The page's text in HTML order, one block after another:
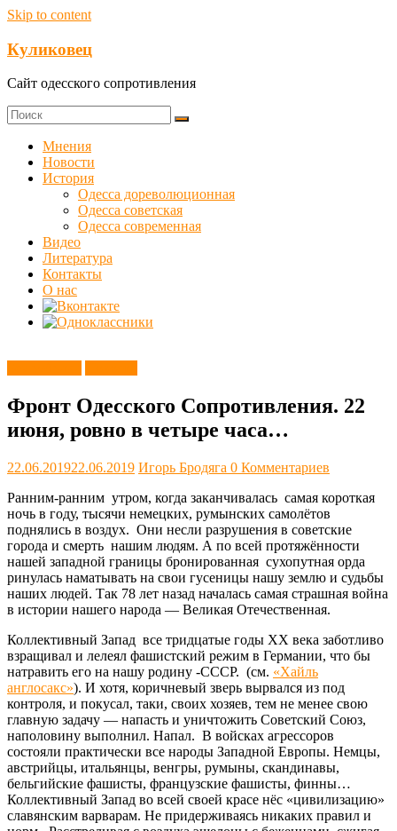
Skip to content
Куликовец
Сайт одесского сопротивления
Мнения
Новости
История
Одесса дореволюционная
Одесса советская
Одесса современная
Видео
Литература
Контакты
О нас
Фронт Одесского Сопротивления. 22
июня, ровно в четыре часа…
22.06.201922.06.2019 Игорь Бродяга 0 Комментариев
Ранним-ранним утром, когда заканчивалась самая короткая
ночь в году, тысячи немецких, румынских самолётов
поднялись в воздух. Они несли разрушения в советские
города и смерть нашим людям. А по всей протяжённости
нашей западной границы бронированная сухопутная орда
ринулась наматывать на свои гусеницы нашу землю и судьбы
наших людей. Так 78 лет назад началась самая страшная война
в истории нашего народа — Великая Отечественная.
Коллективный Запад все тридцатые годы XX века заботливо
взращивал и лелеял фашистский режим в Германии, что бы
натравить его на нашу родину -СССР. (см. «Хайль
англосакс»). И хотя, коричневый зверь вырвался из под
контроля, и покусал, таки, своих хозяев, тем не менее свою
главную задачу — напасть и уничтожить Советский Союз,
наполовину выполнил. Напал. В войсках агрессоров
состояли практически все народы Западной Европы. Немцы,
австрийцы, итальянцы, венгры, румыны, скандинавы,
бельгийские фашисты, французские фашисты, финны…
Коллективный Запад во всей своей красе нёс «цивилизацию»
славянским варварам. Не придерживаясь никаких правил и